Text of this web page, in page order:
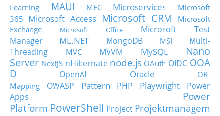
Learning
MAUI MFC Microservices
Microsoft
365
Microsoft Access Microsoft CRM
Microsoft
Exchange
Microsoft Office
Microsoft Test
Manager
ML.NET MongoDB MSI
Multi-
Threading
MVC MVVM MySQL
Nano
Server NextJS nHibernate node.js OAuth OIDC OOA
D
OpenAI Oracle
OR-
Mapping
OWASP Pattern PHP Playwright
Power
Apps
Power
Platform PowerShell Project Projektmanagem